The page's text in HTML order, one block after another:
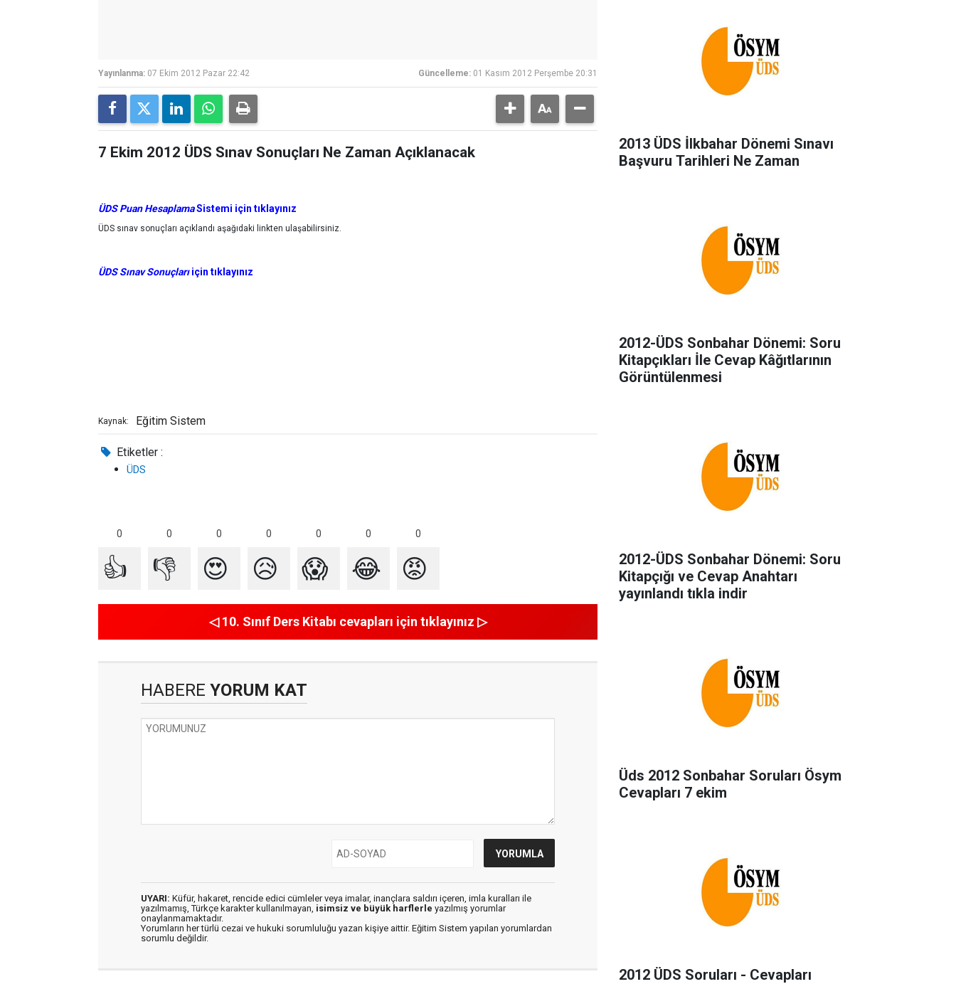
Yayınlanma: 07 Ekim 2012 Pazar 22:42 Güncelleme: 01 Kasım 2012 Perşembe 20:31
7 Ekim 2012 ÜDS Sınav Sonuçları Ne Zaman Açıklanacak
ÜDS Puan HesaplamaSistemi için tıklayınız
ÜDS sınav sonuçları açıklandı aşağıdaki linkten ulaşabilirsiniz.
ÜDS Sınav Sonuçlarıiçin tıklayınız
Kaynak: Eğitim Sistem
Etiketler :
ÜDS
0 0 0 0 0 0 0
👍 👎 😍 😥 😱 😂 😡
◁ 10. Sınıf Ders Kitabı cevapları için tıklayınız ▷
HABERE YORUM KAT
UYARI: Küfür, hakaret, rencide edici cümleler veya imalar, inançlara saldırı içeren, imla kuralları ile
yazılmamış, Türkçe karakter kullanılmayan, isimsiz ve büyük harflerle yazılmış yorumlar
onaylanmamaktadır.
Yorumların her türlü cezai ve hukuki sorumluluğu yazan kişiye aittir. Eğitim Sistem yapılan yorumlardan
sorumlu değildir.
2013 ÜDS İlkbahar Dönemi Sınavı
Başvuru Tarihleri Ne Zaman
2012-ÜDS Sonbahar Dönemi: Soru
Kitapçıkları İle Cevap Kâğıtlarının
Görüntülenmesi
2012-ÜDS Sonbahar Dönemi: Soru
Kitapçığı ve Cevap Anahtarı
yayınlandı tıkla indir
Üds 2012 Sonbahar Soruları Ösym
Cevapları 7 ekim
2012 ÜDS Soruları - Cevapları